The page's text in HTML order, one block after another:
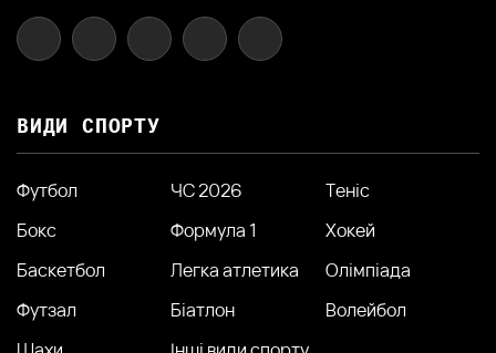
ВИДИ СПОРТУ
Футбол ЧС 2026
Теніс
Бокс
Формула 1
Хокей
Баскетбол
Легка атлетика
Олімпіада
Футзал
Біатлон
Волейбол